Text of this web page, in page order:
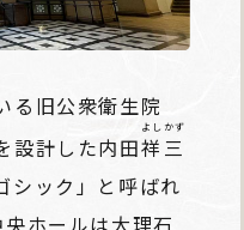
る旧公衆衛生院
設計した内田祥三
よしかず
シック」と呼ばれ
ホールは大理石